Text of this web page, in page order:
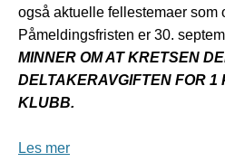
også aktuelle fellestemaer som
Påmeldingsfristen er 30.
MINNER OM AT KRETSEN
DELTAKERAVGIFTEN FOR 1
KLUBB.
Les mer